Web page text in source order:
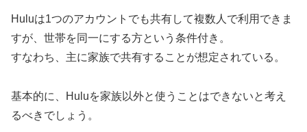
Huluは1つのアカウントでも共有して複数人で利用できま
すが、世帯を同一にする方という条件付き。
すなわち、主に家族で共有することが想定されている。
基本的に、Huluを家族以外と使うことはできないと考え
るべきでしょう。